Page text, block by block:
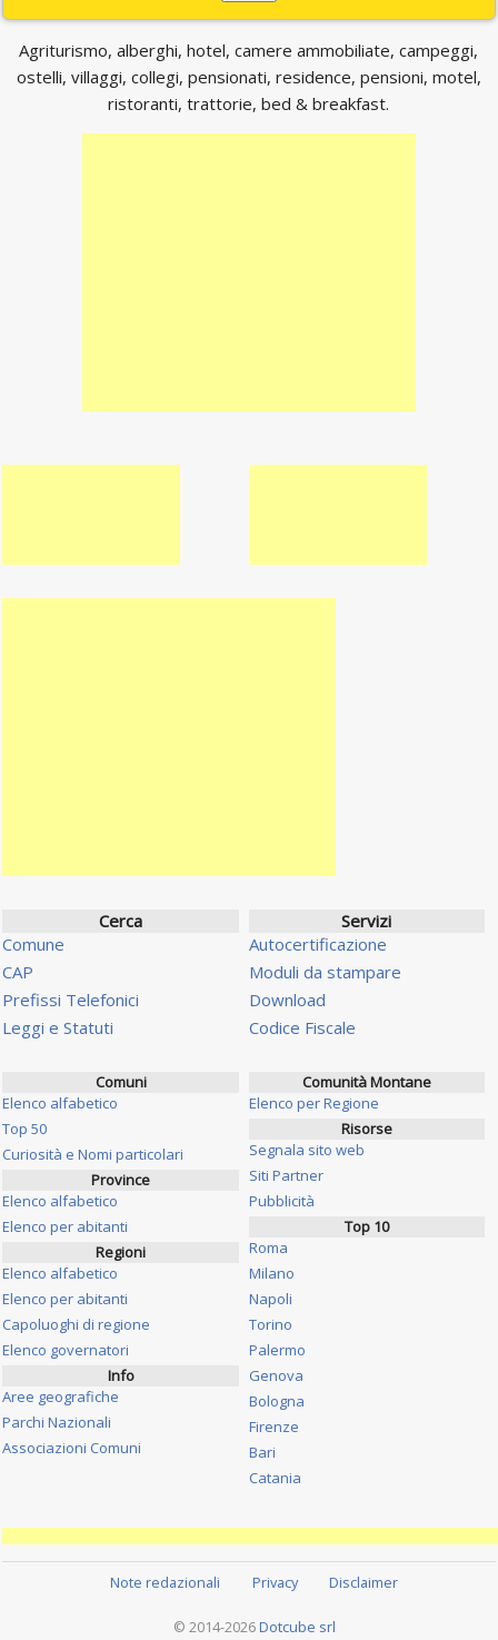
Agriturismo, alberghi, hotel, camere ammobiliate, campeggi,
ostelli, villaggi, collegi, pensionati, residence, pensioni, motel,
ristoranti, trattorie, bed & breakfast.
Cerca
Comune
CAP
Prefissi Telefonici
Leggi e Statuti
Servizi
Autocertificazione
Moduli da stampare
Download
Codice Fiscale
Comuni
Elenco alfabetico
Top 50
Curiosità e Nomi particolari
Province
Elenco alfabetico
Elenco per abitanti
Regioni
Elenco alfabetico
Elenco per abitanti
Capoluoghi di regione
Elenco governatori
Info
Aree geografiche
Parchi Nazionali
Associazioni Comuni
Comunità Montane
Elenco per Regione
Risorse
Segnala sito web
Siti Partner
Pubblicità
Top 10
Roma
Milano
Napoli
Torino
Palermo
Genova
Bologna
Firenze
Bari
Catania
Note redazionali Privacy Disclaimer
© 2014-2026 Dotcube srl